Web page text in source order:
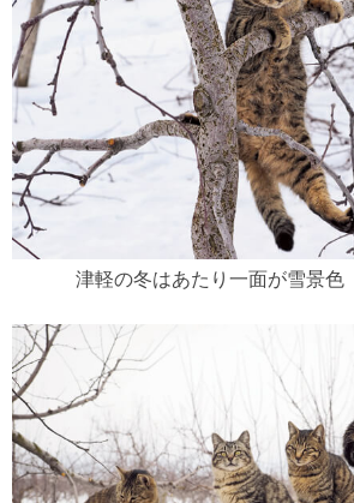
津軽の冬はあたり一面が雪景色